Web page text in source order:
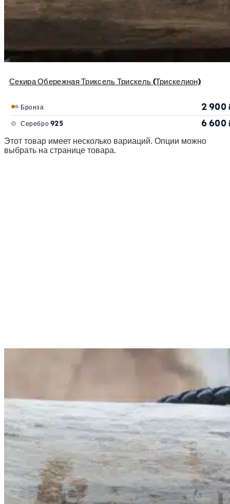
Секира Обережная Триксель Трискель (Трискелион)
Бронза 2 900
Серебро 925 6 600
Этот товар имеет несколько вариаций. Опции можно
выбрать на странице товара.